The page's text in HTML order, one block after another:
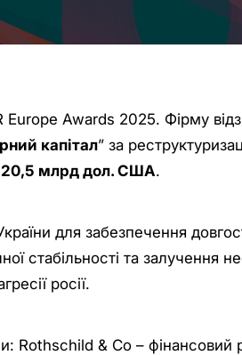
Awards 2025. Фірму
капітал” за
млрд дол. США.
для забезпечення
стабільності та залучення
росії.
Rothschild & Co – фінансовий